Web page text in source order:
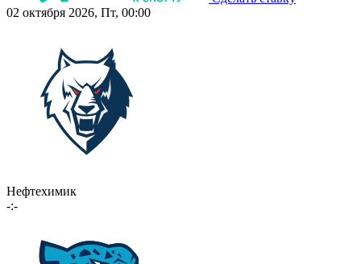
02 октября 2026, Пт, 00:00
Нефтехимик
-:-